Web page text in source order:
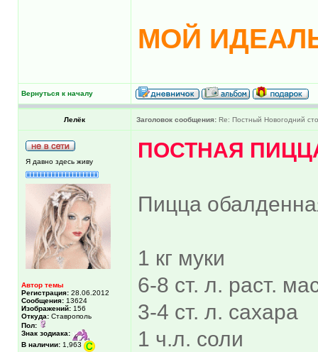
МОЙ
Вернуться к началу
Лелёк Заголовок сообщения: Re: Постный Новогодний
Я давно здесь живу
Автор темы
Регистрация: 28.06.2012
Сообщения: 13624
Изображений: 156
Откуда: Ставрополь
Пол:
Знак зодиака:
В наличии: 1,963
ПОСТНАЯ
Пицца
1 кг муки
6-8 ст. л. раст.
3-4 ст. л. сахара
1 ч.л. соли